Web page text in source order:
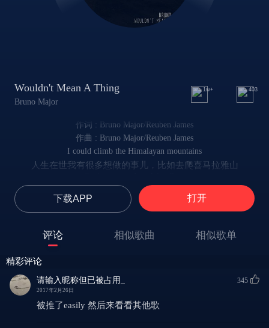
Wouldn't Mean A Thing
Bruno Major
1w+ 403
作词 : Bruno Major/Reuben James
作曲 : Bruno Major/Reuben James
I could climb the Himalayan mountains
人生在世我有很多想做的事儿，比如去爬喜马拉雅山
比如去看秘鲁西部的金字塔
I could travel back in time and hear Al Green sing
比如回到过去，听听Al Green唱歌
这些事儿不是没有你就不能做，只是没那么想做了
And bathe in the reflection of the moon
我想借着朦胧月光洗个慢悠悠的澡
I could find the buried treasure of ancient kings
下载APP 打开
评论 相似歌曲 相似歌单
精彩评论
请输入昵称但已被占用_
2017年2月26日
345
被推了easily 然后来看看其他歌